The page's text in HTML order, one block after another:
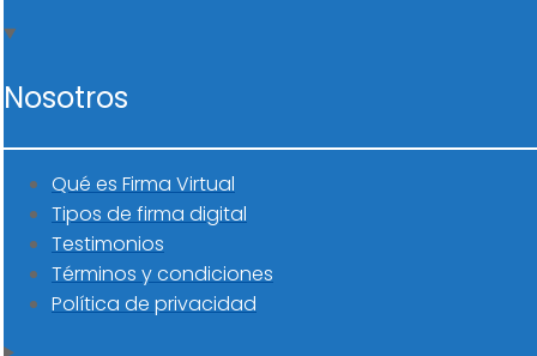
Nosotros
Qué es Firma Virtual
Tipos de firma digital
Testimonios
Términos y condiciones
Política de privacidad